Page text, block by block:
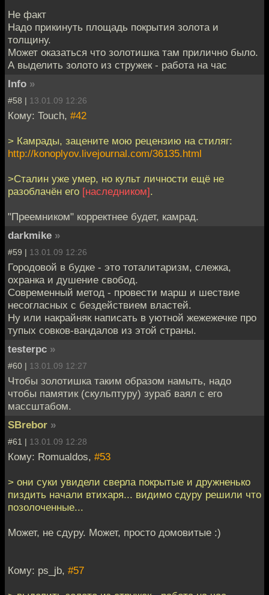
Не факт
Надо прикинуть площадь покрытия золота и
толщину.
Может оказаться что золотишка там прилично было.
А выделить золото из стружек - работа на час
Info »
#58 | 13.01.09 12:26
Кому: Touch, #42
> Камрады, зацените мою рецензию на стиляг:
http://konoplyov.livejournal.com/36135.html
>Сталин уже умер, но культ личности ещё не
разоблачён его [наследником].
"Преемником" корректнее будет, камрад.
darkmike »
#59 | 13.01.09 12:26
Городовой в будке - это тоталитаризм, слежка,
охранка и душение свобод.
Современный метод - провести марш и шествие
несогласных с бездействием властей.
Ну или накрайняк написать в уютной жежежечке про
тупых совков-вандалов из этой страны.
testerpc »
#60 | 13.01.09 12:27
Чтобы золотишка таким образом намыть, надо
чтобы памятик (скульптуру) зураб ваял с его
массштабом.
SBrebor »
#61 | 13.01.09 12:28
Кому: Romualdos, #53
> они суки увидели сверла покрытые и дружненько
пиздить начали втихаря... видимо сдуру решили что
позолоченные...
Может, не сдуру. Может, просто домовитые :)
Кому: ps_jb, #57